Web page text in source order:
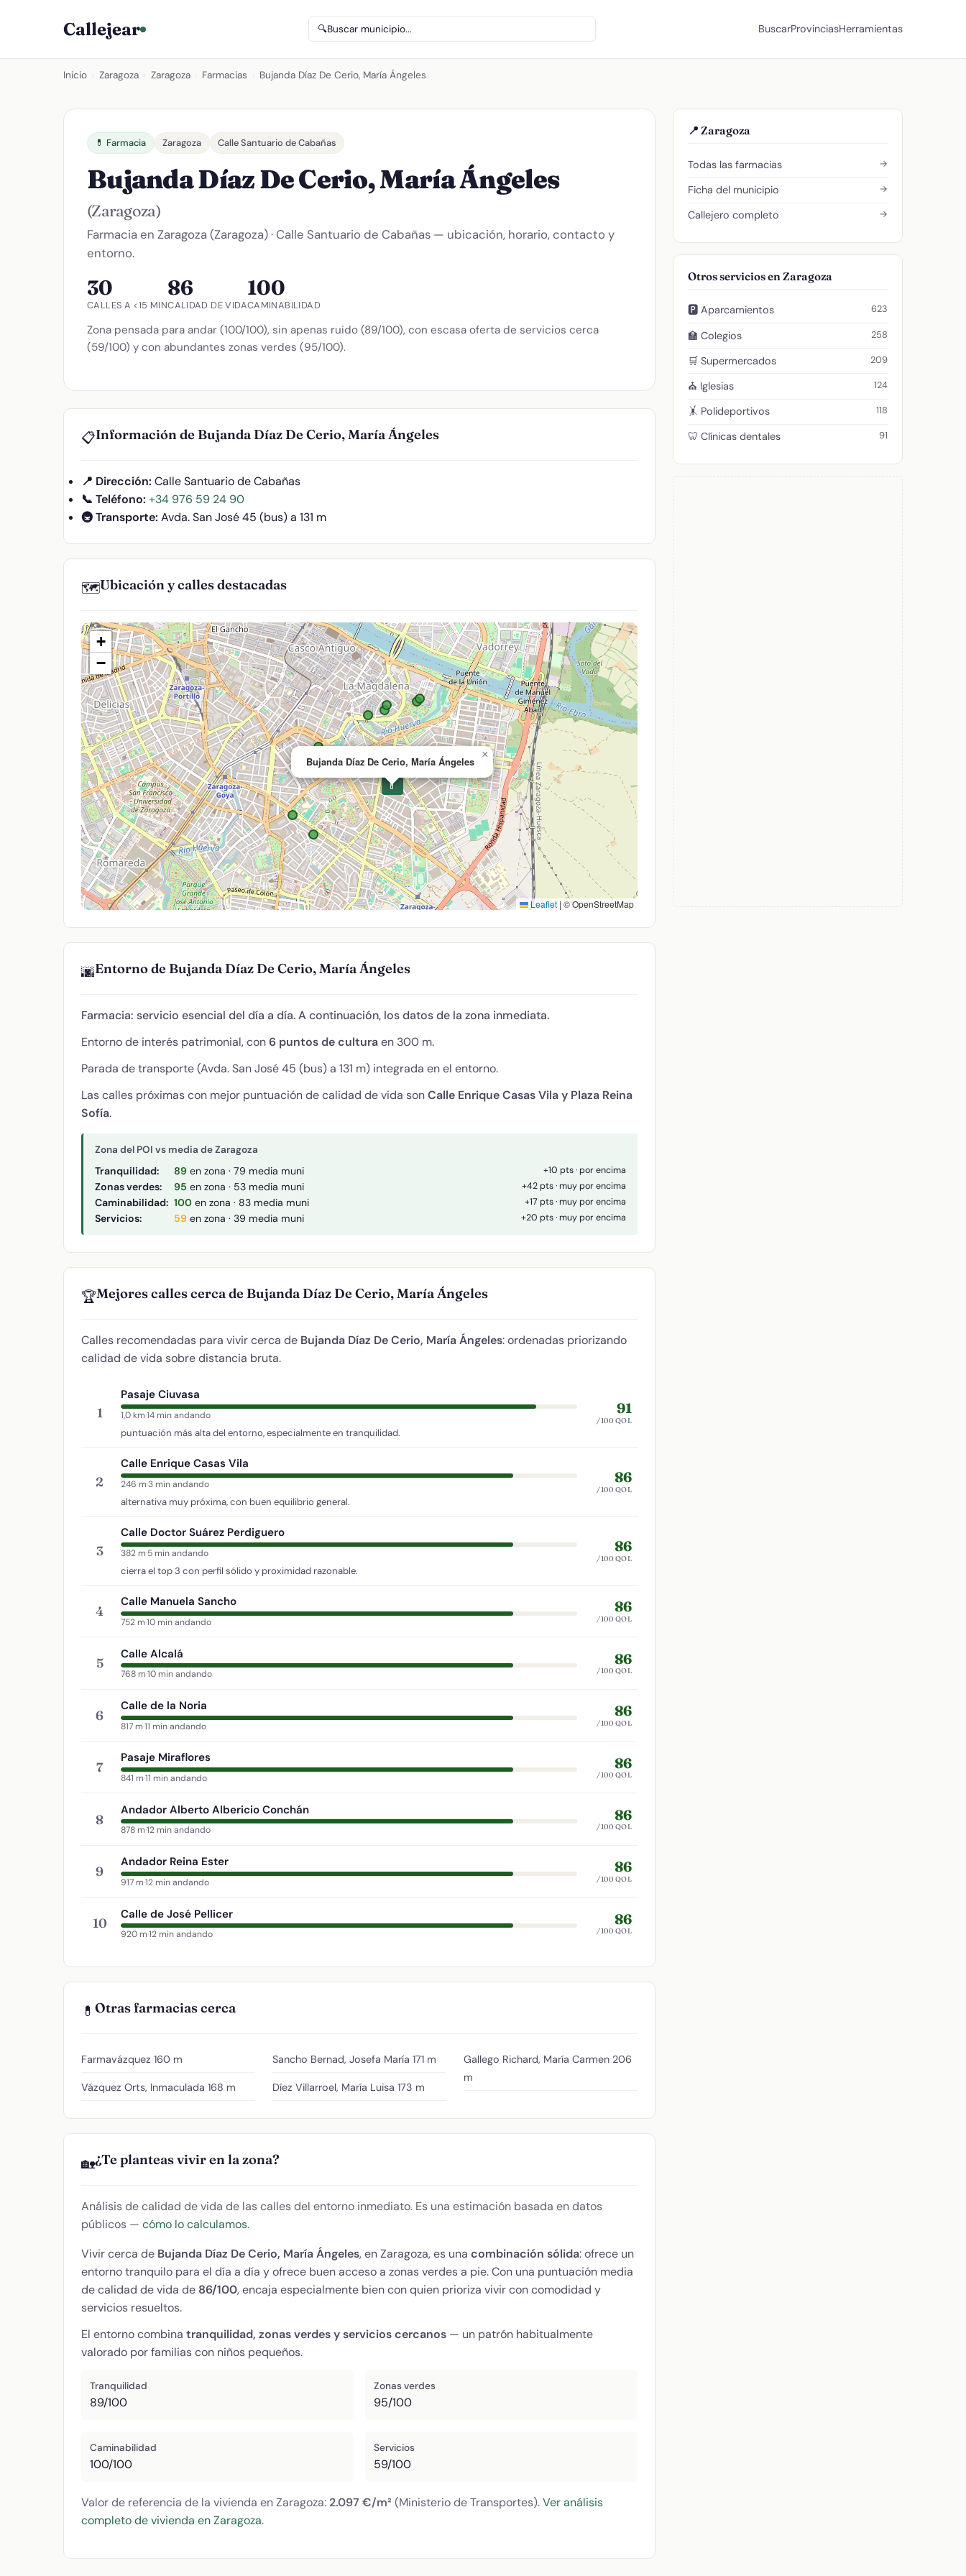
Callejear 🔍Buscar municipio... BuscarProvinciasHerramientas
Inicio Zaragoza Zaragoza Farmacias Bujanda Díaz De Cerio, María Ángeles
💊 Farmacia Zaragoza Calle Santuario de Cabañas
Bujanda Díaz De Cerio, María Ángeles
(Zaragoza)
Farmacia en Zaragoza (Zaragoza) · Calle Santuario de Cabañas — ubicación, horario, contacto y
entorno.
30
CALLES A <15 MIN
86
CALIDAD DE VIDA
100
CAMINABILIDAD
Zona pensada para andar (100/100), sin apenas ruido (89/100), con escasa oferta de servicios cerca
(59/100) y con abundantes zonas verdes (95/100).
📋Información de Bujanda Díaz De Cerio, María Ángeles
📍 Dirección: Calle Santuario de Cabañas
📞 Teléfono: +34 976 59 24 90
🚇 Transporte: Avda. San José 45 (bus) a 131 m
🗺️Ubicación y calles destacadas
💊
Bujanda Díaz De Cerio, María Ángeles
×
+
−
Leaflet | © OpenStreetMap
🌆Entorno de Bujanda Díaz De Cerio, María Ángeles
Farmacia: servicio esencial del día a día. A continuación, los datos de la zona inmediata.
Entorno de interés patrimonial, con6 puntos de culturaen 300 m.
Parada de transporte (Avda. San José 45 (bus) a 131 m) integrada en el entorno.
Las calles próximas con mejor puntuación de calidad de vida sonCalle Enrique Casas Vila y Plaza Reina
Sofía.
Zona del POI vs media de Zaragoza
Tranquilidad: 89 en zona · 79 media muni +10 pts · por encima
Zonas verdes: 95 en zona · 53 media muni +42 pts · muy por encima
Caminabilidad: 100 en zona · 83 media muni +17 pts · muy por encima
Servicios: 59 en zona · 39 media muni +20 pts · muy por encima
🏆Mejores calles cerca de Bujanda Díaz De Cerio, María Ángeles
Calles recomendadas para vivir cerca de Bujanda Díaz De Cerio, María Ángeles: ordenadas priorizando
calidad de vida sobre distancia bruta.
1
Pasaje Ciuvasa
1,0 km·14 min andando
puntuación más alta del entorno, especialmente en tranquilidad.
91
/100 QOL
2
Calle Enrique Casas Vila
246 m·3 min andando
alternativa muy próxima, con buen equilibrio general.
86
/100 QOL
3
Calle Doctor Suárez Perdiguero
382 m·5 min andando
cierra el top 3 con perfil sólido y proximidad razonable.
86
/100 QOL
4
Calle Manuela Sancho
752 m·10 min andando
86
/100 QOL
5
Calle Alcalá
768 m·10 min andando
86
/100 QOL
6
Calle de la Noria
817 m·11 min andando
86
/100 QOL
7
Pasaje Miraflores
841 m·11 min andando
86
/100 QOL
8
Andador Alberto Albericio Conchán
878 m·12 min andando
86
/100 QOL
9
Andador Reina Ester
917 m·12 min andando
86
/100 QOL
10
Calle de José Pellicer
920 m·12 min andando
86
/100 QOL
💊 Otras farmacias cerca
Farmavázquez 160 m
Vázquez Orts, Inmaculada 168 m
Sancho Bernad, Josefa María 171 m
Díez Villarroel, María Luisa 173 m
Gallego Richard, María Carmen 206
m
🏡¿Te planteas vivir en la zona?
Análisis de calidad de vida de las calles del entorno inmediato. Es una estimación basada en datos
públicos — cómo lo calculamos.
Vivir cerca de Bujanda Díaz De Cerio, María Ángeles, en Zaragoza, es una combinación sólida: ofrece un
entorno tranquilo para el día a día y ofrece buen acceso a zonas verdes a pie. Con una puntuación media
de calidad de vida de 86/100, encaja especialmente bien con quien prioriza vivir con comodidad y
servicios resueltos.
El entorno combina tranquilidad, zonas verdes y servicios cercanos — un patrón habitualmente
valorado por familias con niños pequeños.
Tranquilidad
89/100
Zonas verdes
95/100
Caminabilidad
100/100
Servicios
59/100
Valor de referencia de la vivienda en Zaragoza: 2.097 €/m² (Ministerio de Transportes).Ver análisis
completo de vivienda en Zaragoza.
📍 Zaragoza
Todas las farmacias →
Ficha del municipio →
Callejero completo →
Otros servicios en Zaragoza
🅿️ Aparcamientos 623
🏫 Colegios 258
🛒 Supermercados 209
⛪ Iglesias 124
🤸 Polideportivos 118
🦷 Clínicas dentales 91